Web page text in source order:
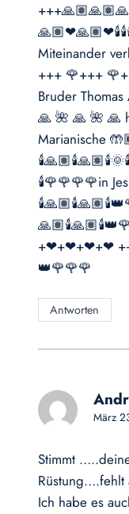
Miteinander
+++ 🌹+++
Bruder
🙏 🌺 🙏 🌺 🙏
Marianische
🕯🌹🌹🌹🌹in
+❤+❤+❤+❤
👑🌹🌹🌹
Antworten
März
Stimmt
Rüstung….fehlt
Ich habe es